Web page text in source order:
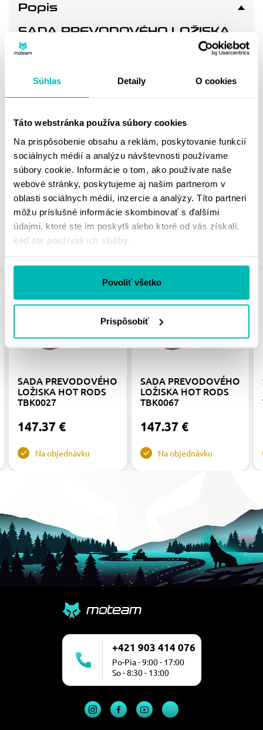
Súhlas Detaily O cookies
Táto webstránka používa súbory cookies
Na prispôsobenie obsahu a reklám, poskytovanie funkcií
sociálnych médií a analýzu návštevnosti používame
súbory cookie. Informácie o tom, ako používate naše
webové stránky, poskytujeme aj našim partnerom v
oblasti sociálnych médií, inzercie a analýzy. Títo partneri
môžu príslušné informácie skombinovať s ďalšími
údajmi, ktoré ste im poskytli alebo ktoré od vás získali,
keď ste používali ich služby.
Povoliť všetko
Prispôsobiť
Popis
SADA PREVODOVÉHO LOŽISKA
HOT RODS TBK0116
Transmission bearing kit
MOHLO BY SA VÁM
PÁČIŤ
PODOBNÉ PRODUKTY
SADA PREVODOVÉHO
LOŽISKA HOT RODS
TBK0027
147.37 €
Na objednávku
SADA PREVODOVÉHO
LOŽISKA HOT RODS
TBK0067
147.37 €
Na objednávku
+421 903 414 076
Po-Pia - 9:00 - 17:00
So - 8:30 - 13:00